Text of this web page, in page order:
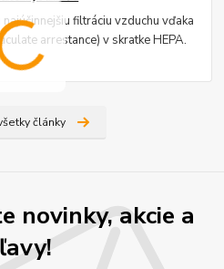
filtráciu vzduchu vďaka
arrestance) v skratke HEPA.
články
novinky, akcie a